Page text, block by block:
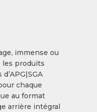
immense ou
les produits
chaque
au format
arrière intégral